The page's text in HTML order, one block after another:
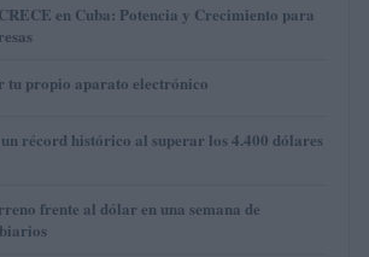
en Cuba: Potencia y Crecimiento para
tu propio aparato electrónico
récord histórico al superar los 4.400 dólares
frente al dólar en una semana de